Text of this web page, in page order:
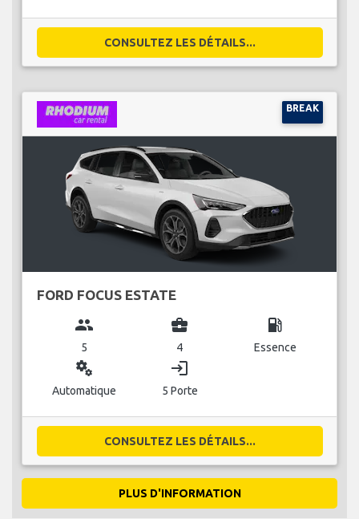
CONSULTEZ LES DÉTAILS...
BREAK
FORD FOCUS ESTATE
group
5
business_center
4
local_gas_station
Essence
miscellaneous_services
Automatique
login
5 Porte
CONSULTEZ LES DÉTAILS...
PLUS D'INFORMATION